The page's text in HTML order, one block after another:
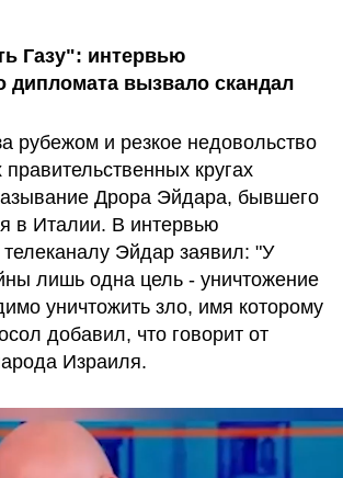
Газу": интервью
дипломата вызвало скандал
рубежом и резкое недовольство
правительственных кругах
Дрора Эйдара, бывшего
в Италии. В интервью
телеканалу Эйдар заявил: "У
лишь одна цель - уничтожение
уничтожить зло, имя которому
добавил, что говорит от
Израиля.